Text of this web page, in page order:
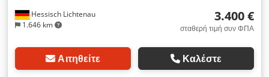
Hessisch Lichtenau
1.646 km
3.400 €
σταθερή τιμή συν ΦΠΑ
Αιτηθείτε Καλέστε